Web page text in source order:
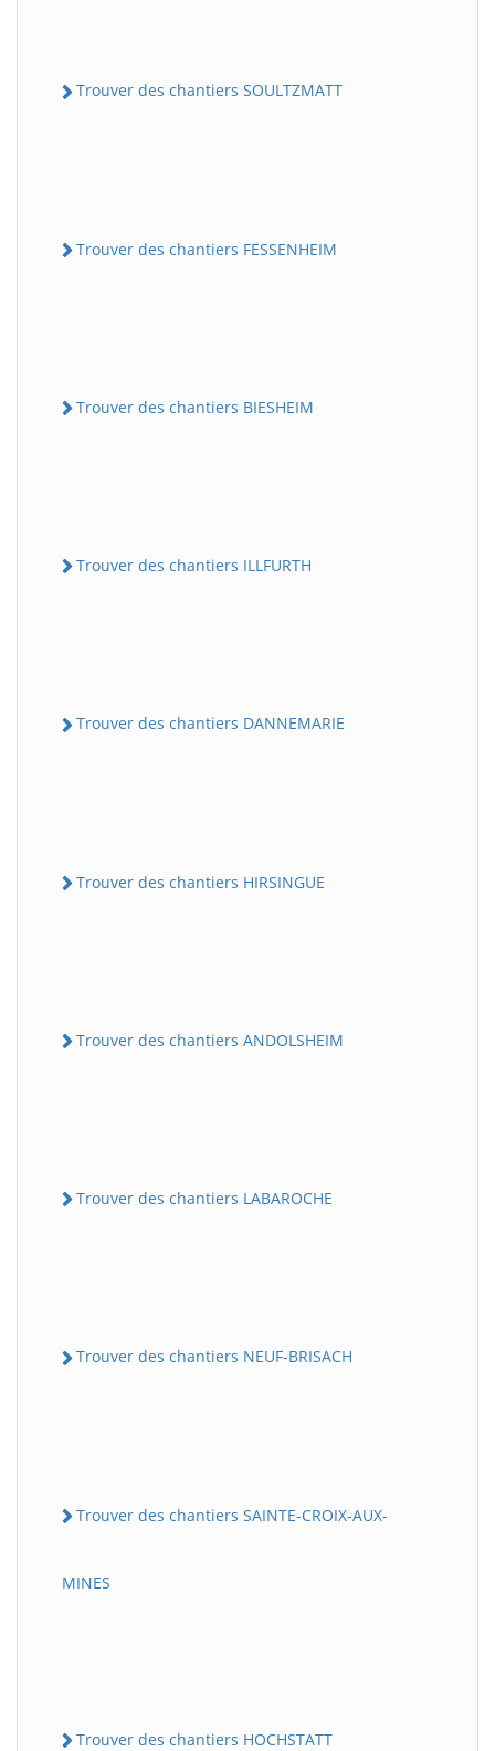
Trouver des chantiers SOULTZMATT
Trouver des chantiers FESSENHEIM
Trouver des chantiers BIESHEIM
Trouver des chantiers ILLFURTH
Trouver des chantiers DANNEMARIE
Trouver des chantiers HIRSINGUE
Trouver des chantiers ANDOLSHEIM
Trouver des chantiers LABAROCHE
Trouver des chantiers NEUF-BRISACH
Trouver des chantiers SAINTE-CROIX-AUX-
MINES
Trouver des chantiers HOCHSTATT